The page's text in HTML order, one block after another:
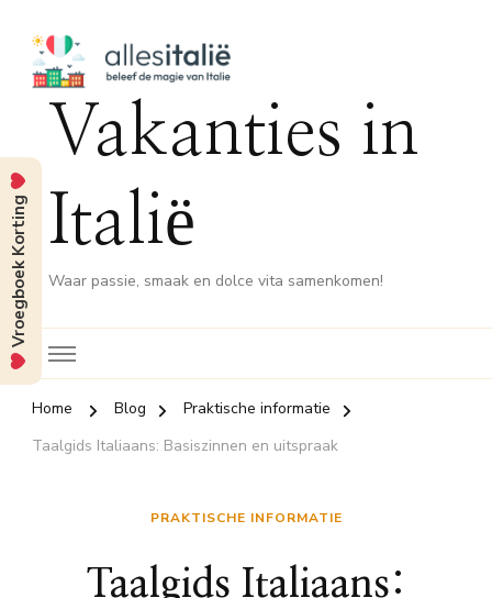
Vakanties in
Italië
Waar passie, smaak en dolce vita samenkomen!
Home Blog
Praktische informatie
Taalgids Italiaans: Basiszinnen en uitspraak
PRAKTISCHE INFORMATIE
Taalgids Italiaans:
Vroegboek Korting